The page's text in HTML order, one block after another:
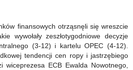
finansowych otrząsnęli się wreszcie
wywołały zeszłotygodniowe decyzje
(3-12) i kartelu OPEC (4-12).
tendencji cen ropy i jastrzębiego
wiceprezesa ECB Ewalda Nowotnego,